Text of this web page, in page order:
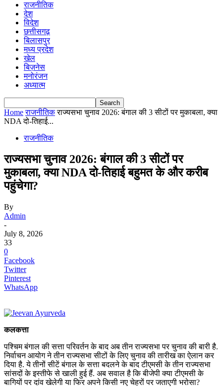
राजनीतिक
देश
विदेश
छत्तीसगढ़
बिलासपुर
मध्य प्रदेश
खेल
बिज़नेस
मनोरंजन
अध्यात्म
Home राजनीतिक राज्यसभा चुनाव 2026: बंगाल की 3 सीटों पर मुकाबला, क्या
NDA दो-तिहाई...
राजनीतिक
राज्यसभा चुनाव 2026: बंगाल की 3 सीटों पर
मुकाबला, क्या NDA दो-तिहाई बहुमत के और करीब
पहुंचेगा?
By
Admin
-
July 8, 2026
33
0
Facebook
Twitter
Pinterest
WhatsApp
कलकत्ता
पश्चिम बंगाल की सत्ता परिवर्तन के बाद अब तीन राज्यसभा पर चुनाव की बारी है.
निर्वाचन आयोग ने तीन राज्यसभा सीटों के लिए चुनाव की तारीख का ऐलान कर
दिया है. ये तीनों सीटें बंगाल के सत्ता बदलने के बाद टीएमसी के तीन राज्यसभा
सांसदों के इस्तीफे से खाली हुई हैं. अब सवाल है कि बीजेपी क्या टीएमसी के
बागियों पर दांव खेलेगी या फिर अपने किसी नए चेहरों पर जताएगी भरोसा?